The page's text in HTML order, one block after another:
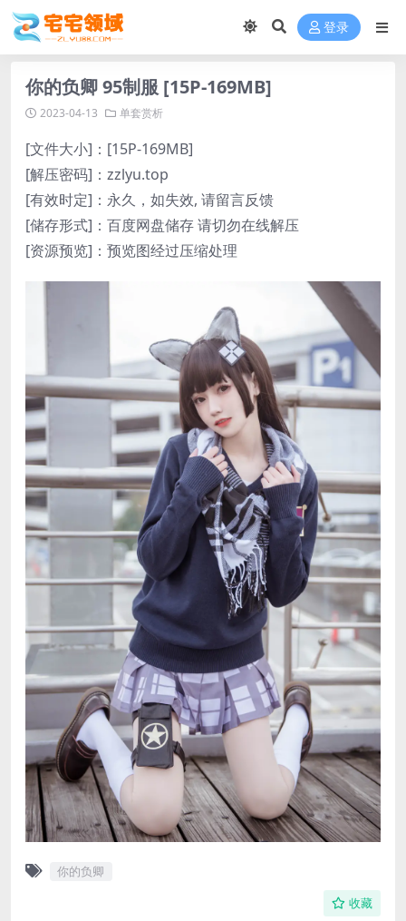
登录
你的负卿 95制服 [15P-169MB]
2023-04-13 单套赏析
[文件大小]：[15P-169MB]
[解压密码]：zzlyu.top
[有效时定]：永久，如失效, 请留言反馈
[储存形式]：百度网盘储存 请切勿在线解压
[资源预览]：预览图经过压缩处理
你的负卿
收藏